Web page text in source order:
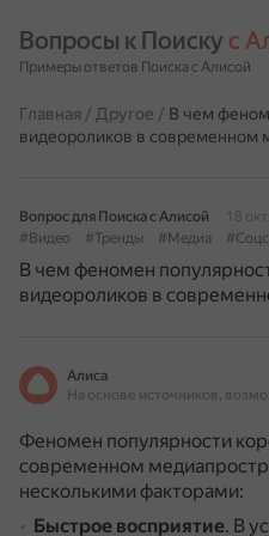
Вопросы к Поиску с
Примеры ответов Поиска с Алисой
Главная / Другое / В чем
видеороликов в современном
Вопрос для Поиска с Алисой
18
#Видео
#Тренды #Медиа
В чем феномен
видеороликов в
Алиса
Феномен популярности
современном
несколькими факторами:
Быстрое восприятие. В